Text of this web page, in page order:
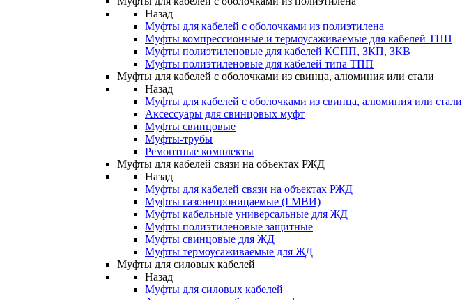
Назад
Муфты для кабелей с оболочками из полиэтилена
Муфты компрессионные и термоусаживаемые для кабелей ТПП
Муфты полиэтиленовые для кабелей КСПП, ЗКП, ЗКВ
Муфты полиэтиленовые для кабелей типа ТПП
Муфты для кабелей с оболочками из свинца, алюминия или стали
Назад
Муфты для кабелей с оболочками из свинца, алюминия или стали
Аксессуары для свинцовых муфт
Муфты свинцовые
Муфты-трубы
Ремонтные комплекты
Муфты для кабелей связи на объектах РЖД
Назад
Муфты для кабелей связи на объектах РЖД
Муфты газонепроницаемые (ГМВИ)
Муфты кабельные универсальные для ЖД
Муфты полиэтиленовые защитные
Муфты свинцовые для ЖД
Муфты термоусаживаемые для ЖД
Муфты для силовых кабелей
Назад
Муфты для силовых кабелей